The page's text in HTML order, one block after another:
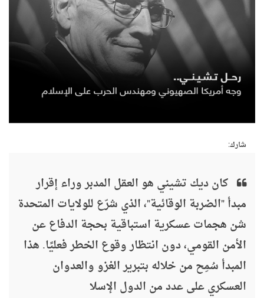
شارك:
كان ديك تشيني هو العقل المدبر وراء إقرار
مبدأ "الضربة الوقائية"، الذي شرّع للولايات المتحدة
شن هجمات عسكرية استباقية بحجة الدفاع عن
الأمن القومي، دون انتظار وقوع الخطر فعليًا. هذا
المبدأ سُمِح من خلاله بتبرير الغزو والعدوان
العسكري على عدد من الدول الإسلا